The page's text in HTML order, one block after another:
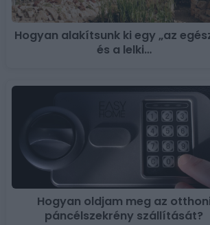
Hogyan alakítsunk ki egy „az
és a lelki…
Hogyan oldjam meg az otthoni
páncélszekrény szállítását?